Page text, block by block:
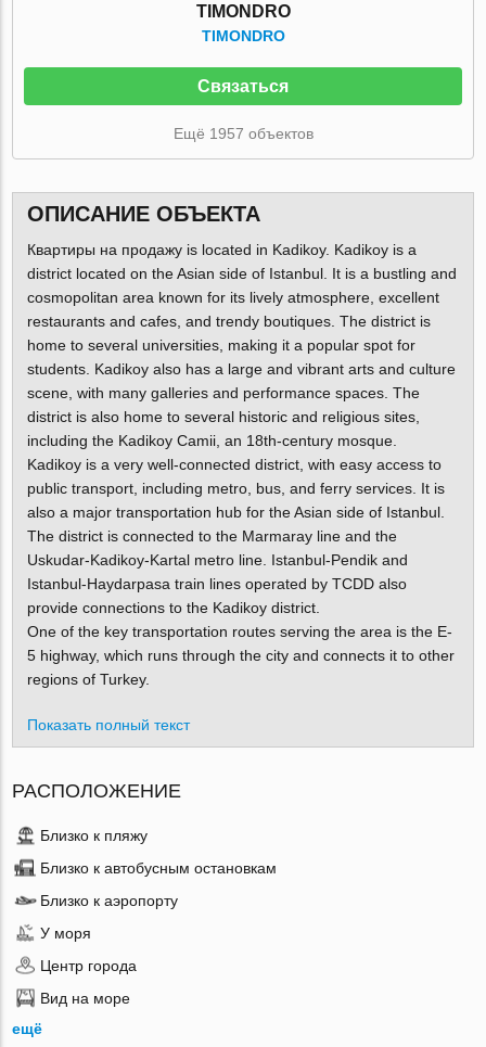
TIMONDRO
TIMONDRO
Связаться
Ещё 1957 объектов
ОПИСАНИЕ ОБЪЕКТА
Квартиры на продажу is located in Kadikoy. Kadikoy is a
district located on the Asian side of Istanbul. It is a bustling and
cosmopolitan area known for its lively atmosphere, excellent
restaurants and cafes, and trendy boutiques. The district is
home to several universities, making it a popular spot for
students. Kadikoy also has a large and vibrant arts and culture
scene, with many galleries and performance spaces. The
district is also home to several historic and religious sites,
including the Kadikoy Camii, an 18th-century mosque.
Kadikoy is a very well-connected district, with easy access to
public transport, including metro, bus, and ferry services. It is
also a major transportation hub for the Asian side of Istanbul.
The district is connected to the Marmaray line and the
Uskudar-Kadikoy-Kartal metro line. Istanbul-Pendik and
Istanbul-Haydarpasa train lines operated by TCDD also
provide connections to the Kadikoy district.
One of the key transportation routes serving the area is the E-
5 highway, which runs through the city and connects it to other
regions of Turkey.
Показать полный текст
РАСПОЛОЖЕНИЕ
Близко к пляжу
Близко к автобусным остановкам
Близко к аэропорту
У моря
Центр города
Вид на море
ещё